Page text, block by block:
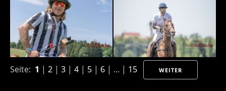
Seite: 1 | 2 | 3 | 4 | 5 | 6 | ... | 15 WEITER